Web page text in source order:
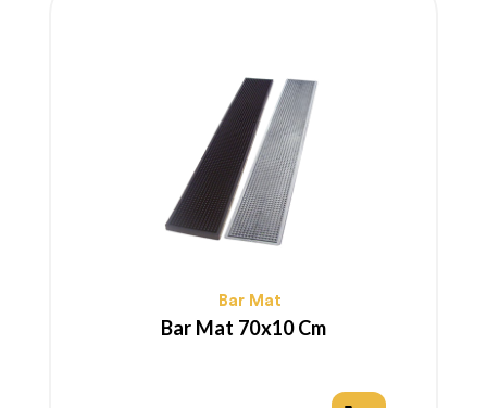
Bar Mat
Bar Mat 70x10 Cm